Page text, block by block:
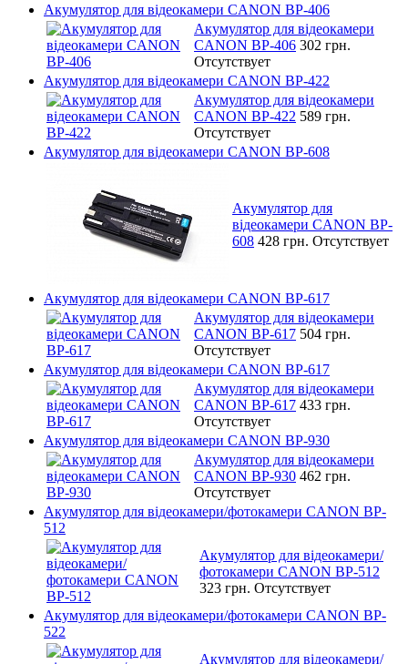
Акумулятор для відеокамери CANON BP-406
Акумулятор для відеокамери
CANON BP-406 302 грн.
Отсутствует
Акумулятор для відеокамери CANON BP-422
Акумулятор для відеокамери
CANON BP-422 589 грн.
Отсутствует
Акумулятор для відеокамери CANON BP-608
Акумулятор для
відеокамери CANON BP-
608 428 грн. Отсутствует
Акумулятор для відеокамери CANON BP-617
Акумулятор для відеокамери
CANON BP-617 504 грн.
Отсутствует
Акумулятор для відеокамери CANON BP-617
Акумулятор для відеокамери
CANON BP-617 433 грн.
Отсутствует
Акумулятор для відеокамери CANON BP-930
Акумулятор для відеокамери
CANON BP-930 462 грн.
Отсутствует
Акумулятор для відеокамери/фотокамери CANON BP-
512
Акумулятор для відеокамери/
фотокамери CANON BP-512
323 грн. Отсутствует
Акумулятор для відеокамери/фотокамери CANON BP-
522
Акумулятор для відеокамери/